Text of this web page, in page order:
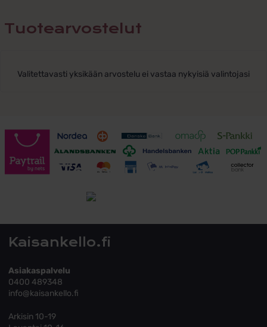
Tuotearvostelut
Valitettavasti yksikään arvostelu ei vastaa nykyisiä valintojasi
Toimitusehdot
Kaisankello.fi
Asiakaspalvelu
0400 489348
info@kaisankello.fi
Arkisin 10-19